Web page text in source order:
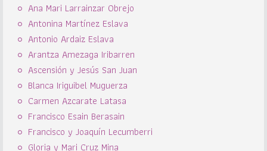
Ana Mari Larrainzar Obrejo
Antonina Martínez Eslava
Antonio Ardaiz Eslava
Arantza Amezaga Iribarren
Ascensión y Jesús San Juan
Blanca Iriguibel Muguerza
Carmen Azcarate Latasa
Francisco Esain Berasain
Francisco y Joaquín Lecumberri
Gloria y Mari Cruz Mina